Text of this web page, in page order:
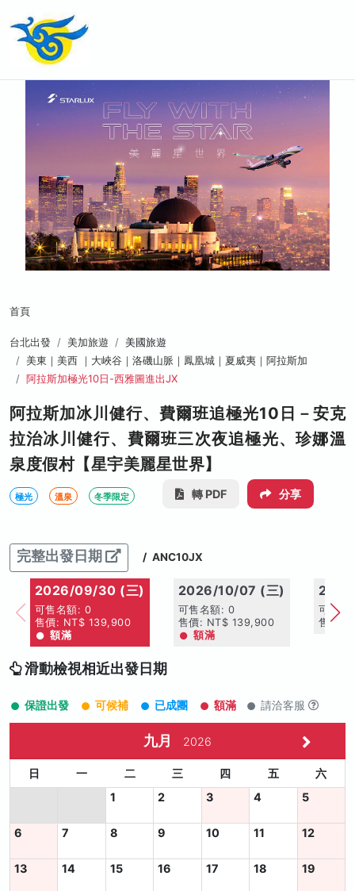
首頁
台北出發 美加旅遊
美國旅遊
美東｜美西 ｜大峽谷｜洛磯山脈｜鳳凰城｜夏威夷｜阿拉斯加
阿拉斯加極光10日-西雅圖進出JX
阿拉斯加冰川健行、費爾班追極光10日－安克
拉治冰川健行、費爾班三次夜追極光、珍娜溫
泉度假村【星宇美麗星世界】
極光 溫泉 冬季限定 轉 PDF 分享
完整出發日期 / ANC10JX
2026/09/30 (三)
可售名額: 0
售價: NT$ 139,900
額滿
2026/10/07 (三)
可售名額: 0
售價: NT$ 139,900
額滿
可售名
售價:
滑動檢視相近出發日期
保證出發 可候補 已成團 額滿 請洽客服
九月 2026
日 一 二 三 四 五
六
1
2 3 4 5
6 7 8 9 10 11 12
13 14 15 16 17 18 19